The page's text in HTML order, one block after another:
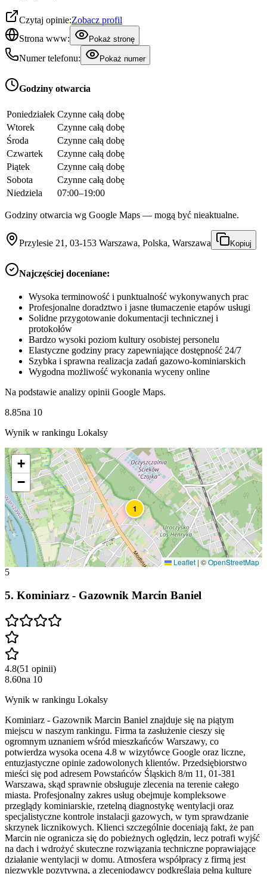
Czytaj opinie:Zobacz profil
Strona www:
Pokaż stronę
Numer telefonu: Pokaż numer
Godziny otwarcia
Poniedziałek Czynne całą dobę
Wtorek
Czynne całą dobę
Środa
Czynne całą dobę
Czwartek
Czynne całą dobę
Piątek
Czynne całą dobę
Sobota
Czynne całą dobę
Niedziela
07:00–19:00
Godziny otwarcia wg Google Maps — mogą być nieaktualne.
Przylesie 21, 03-153 Warszawa, Polska, Warszawa Kopiuj
Najczęściej doceniane:
Wysoka terminowość i punktualność wykonywanych prac
Profesjonalne doradztwo i jasne tłumaczenie etapów usługi
Solidne przygotowanie dokumentacji technicznej i
protokołów
Bardzo wysoki poziom kultury osobistej personelu
Elastyczne godziny pracy zapewniające dostępność 24/7
Szybka i sprawna realizacja zadań gazowo-kominiarskich
Wygodna możliwość wykonania wyceny online
Na podstawie analizy opinii Google Maps.
8.85na 10
Wynik w rankingu Lokalsy
1
+
−
Leaflet | ©OpenStreetMap
5
5. Kominiarz - Gazownik Marcin Baniel
4.8(51 opinii)
8.60na 10
Wynik w rankingu Lokalsy
Kominiarz - Gazownik Marcin Baniel znajduje się na piątym
miejscu w naszym rankingu. Firma ta zasłużenie cieszy się
ogromnym uznaniem wśród mieszkańców Warszawy, co
potwierdza wysoka ocena 4.8 w wizytówce Google oraz liczne,
entuzjastyczne opinie zadowolonych klientów. Przedsiębiorstwo
mieści się pod adresem Powstańców Śląskich 8/m 11, 01-381
Warszawa, skąd sprawnie obsługuje zlecenia na terenie całego
miasta. Profesjonalny zakres usług obejmuje kompleksowe
przeglądy kominiarskie, rzetelną diagnostykę wentylacji oraz
specjalistyczne kontrole instalacji gazowych, w tym sprawdzanie
skrzynek licznikowych. Klienci szczególnie doceniają fakt, że pan
Marcin nie ogranicza się do pobieżnych oględzin, lecz potrafi wyjść
na dach i wdrożyć skuteczne rozwiązania techniczne poprawiające
działanie wentylacji w domu. Atmosfera współpracy z firmą jest
niezwykle pozytywna, a zleceniodawcy podkreślają pełną kulturę